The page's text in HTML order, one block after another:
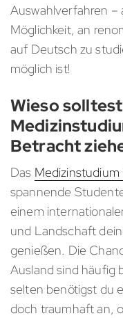
Auswahlverfahren –
Möglichkeit, an
auf Deutsch zu
möglich ist!
Wieso
Betracht
Das Medizinstudium
spannende
einem
und Landschaft
genießen. Die
Ausland sind häufig
selten benötigst du
doch traumhaft an,